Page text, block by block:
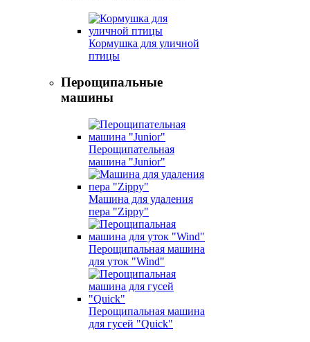
Кормушка для уличной
птицы
Перощипальные
машины
Перощипательная
машина "Junior"
Машина для удаления
пера "Zippy"
Перощипальная машина
для уток "Wind"
Перощипальная машина
для гусей "Quick"